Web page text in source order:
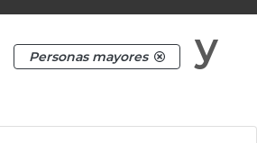
Personas mayores
y